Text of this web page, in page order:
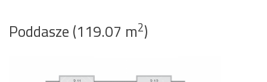
Poddasze (119.07 m2)